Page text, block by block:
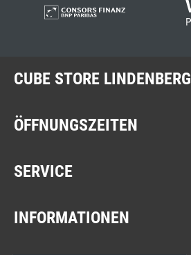
CUBE STORE LINDENBERG
ÖFFNUNGSZEITEN
SERVICE
INFORMATIONEN